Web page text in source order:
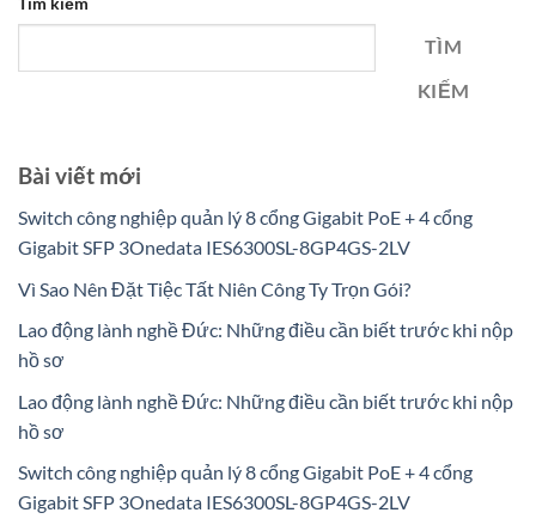
TÌM
KIẾM
Bài viết mới
Switch công nghiệp quản lý 8 cổng Gigabit PoE + 4 cổng
Gigabit SFP 3Onedata IES6300SL-8GP4GS-2LV
Vì Sao Nên Đặt Tiệc Tất Niên Công Ty Trọn Gói?
Lao động lành nghề Đức: Những điều cần biết trước khi nộp
hồ sơ
Lao động lành nghề Đức: Những điều cần biết trước khi nộp
hồ sơ
Switch công nghiệp quản lý 8 cổng Gigabit PoE + 4 cổng
Gigabit SFP 3Onedata IES6300SL-8GP4GS-2LV